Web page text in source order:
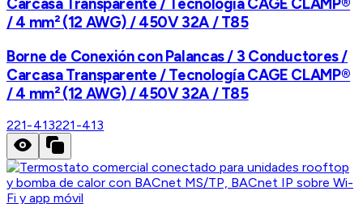
/ 4 mm² (12 AWG) / 450V 32A / T85
Borne de Conexión con Palancas / 3 Conductores /
Carcasa Transparente / Tecnología CAGE CLAMP®
/ 4 mm² (12 AWG) / 450V 32A / T85
221-413221-413